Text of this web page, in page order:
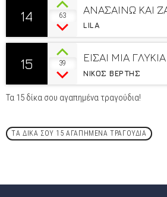
14 63 ΑΝΑΣΑΙΝΩ ΚΑΙ
LILA
15 39 ΕΙΣΑΙ ΜΙΑ
ΝΙΚΟΣ ΒΕΡΤΗΣ
Τα 15 δίκα σου αγαπημένα τραγούδια!
ΤΑ ΔΙΚΑ ΣΟΥ 15 ΑΓΑΠΗΜΕΝΑ ΤΡΑΓΟΥΔΙΑ